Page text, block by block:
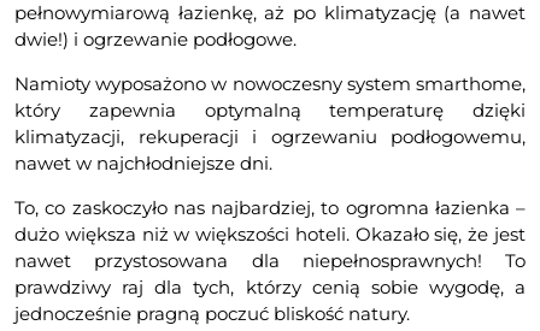
pełnowymiarową łazienkę, aż po klimatyzację (a nawet
dwie!) i ogrzewanie podłogowe.
Namioty wyposażono w nowoczesny system smarthome,
który zapewnia optymalną temperaturę dzięki
klimatyzacji, rekuperacji i ogrzewaniu podłogowemu,
nawet w najchłodniejsze dni.
To, co zaskoczyło nas najbardziej, to ogromna łazienka –
dużo większa niż w większości hoteli. Okazało się, że jest
nawet przystosowana dla niepełnosprawnych! To
prawdziwy raj dla tych, którzy cenią sobie wygodę, a
jednocześnie pragną poczuć bliskość natury.